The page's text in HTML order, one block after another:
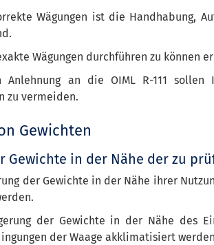
Wägungen ist die Handhabung,
Wägungen durchführen zu können
Anlehnung an die OIML R-111
zu vermeiden.
Gewichten
Gewichte in der Nähe der zu
der Gewichte in der Nähe ihrer
der Gewichte in der Nähe des
der Waage akklimatisiert